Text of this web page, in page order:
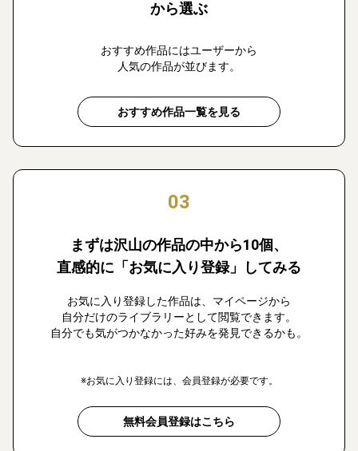
から選ぶ
おすすめ作品にはユーザーから
人気の作品が並びます。
おすすめ作品一覧を見る
03
まずは沢山の作品の中から10個、
直感的に「お気に入り登録」してみる
お気に入り登録した作品は、マイページから
自分だけのライブラリーとして閲覧できます。
自分でも気がつかなかった好みを発見できるかも。
※お気に入り登録には、会員登録が必要です。
無料会員登録はこちら